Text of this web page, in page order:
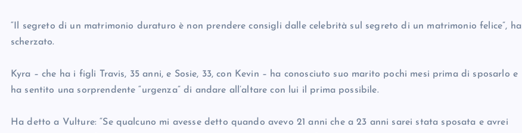
“Il segreto di un matrimonio duraturo è non prendere consigli dalle celebrità sul segreto di un matrimonio felice”, ha
scherzato.
Kyra – che ha i figli Travis, 35 anni, e Sosie, 33, con Kevin – ha conosciuto suo marito pochi mesi prima di sposarlo e
ha sentito una sorprendente “urgenza” di andare all’altare con lui il prima possibile.
Ha detto a Vulture: “Se qualcuno mi avesse detto quando avevo 21 anni che a 23 anni sarei stata sposata e avrei